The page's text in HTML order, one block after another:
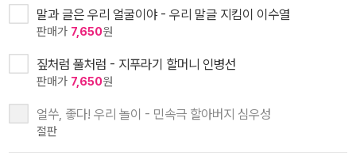
말과 글은 우리 얼굴이야 - 우리 말글 지킴이 이수열
판매가 7,650원
짚처럼 풀처럼 - 지푸라기 할머니 인병선
판매가 7,650원
얼쑤, 좋다! 우리 놀이 - 민속극 할아버지 심우성
절판